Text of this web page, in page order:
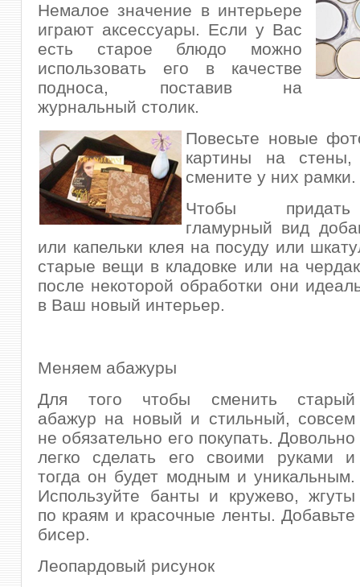
Немалое значение в интерьере
играют аксессуары. Если у Вас
есть старое блюдо можно
использовать его в качестве
подноса, поставив на
журнальный столик.
Повесьте новые
картины на
смените у них рамки.
Чтобы
гламурный вид
или капельки клея на посуду или
старые вещи в кладовке или на
после некоторой обработки они
в Ваш новый интерьер.
Меняем абажуры
Для того чтобы сменить старый
абажур на новый и стильный, совсем
не обязательно его покупать. Довольно
легко сделать его своими руками и
тогда он будет модным и уникальным.
Используйте банты и кружево, жгуты
по краям и красочные ленты. Добавьте
бисер.
Леопардовый рисунок